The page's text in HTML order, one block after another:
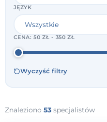
JĘZYK
CENA:50 ZŁ - 350 ZŁ
Wyczyść filtry
Znaleziono 53 specjalistów